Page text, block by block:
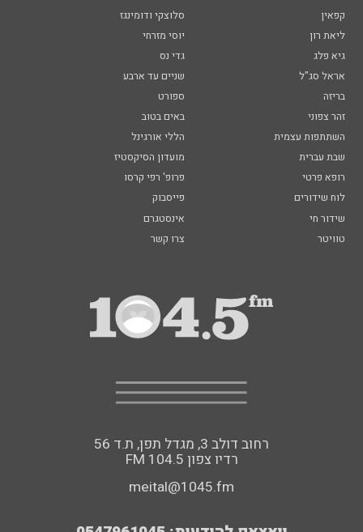
קפאין
סלוצקי ודומינגז
ליאת רון
יוסי מזרחי
גיא פלג
גדי נס
אראל סג"ל
שניים עד ארבע
בריזה
ספורט
זהר צפוני
באים בטוב
השתתפות עצמית
הללי אורגינל
שבת עברית
מועדון הסיקסטיז
רופא פרטי
פרופ' רפי קרסו
לוח שידורים
פייסבוק
שידור חי
אינסטגרם
טוויטר
צרו קשר
רחוב דולב 3, מגדל תפן, ת.ד 56
FM רדיו צפון 104.5
meital@1045.fm